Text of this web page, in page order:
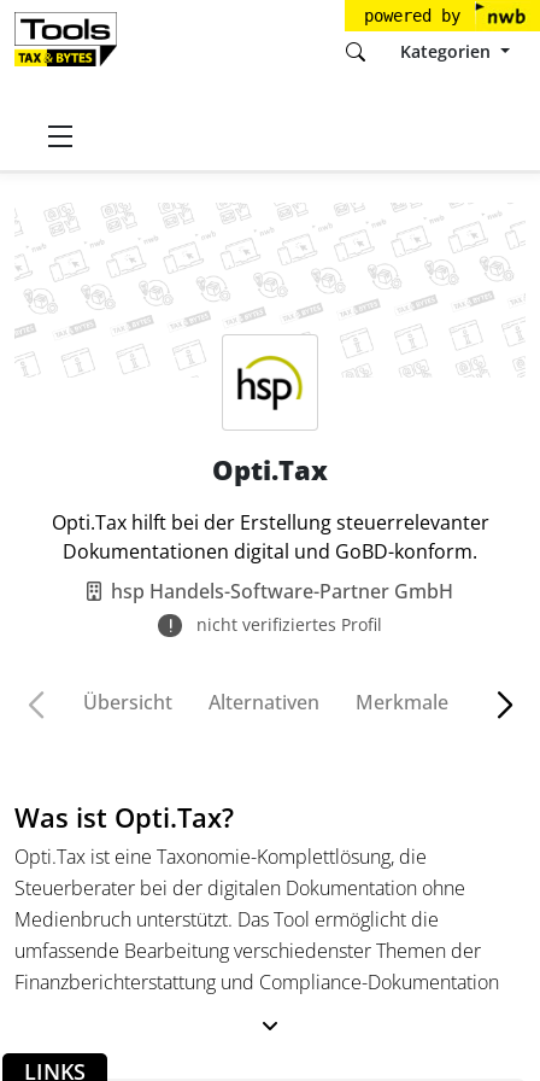
powered by
Kategorien
Startseite
Opti.Tax
Opti.Tax hilft bei der Erstellung steuerrelevanter
Dokumentationen digital und GoBD-konform.
hsp Handels-Software-Partner GmbH
nicht verifiziertes Profil
Übersicht Alternativen Merkmale
Was ist Opti.Tax?
Opti.Tax ist eine Taxonomie-Komplettlösung, die
Steuerberater bei der digitalen Dokumentation ohne
Medienbruch unterstützt. Das Tool ermöglicht die
umfassende Bearbeitung verschiedenster Themen der
Finanzberichterstattung und Compliance-Dokumentation
Was kann Opti.Tax?
LINKS